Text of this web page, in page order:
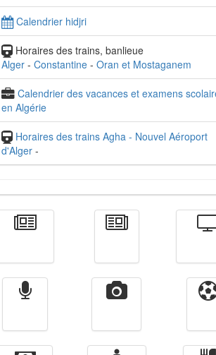
Calendrier hidjri
Horaires des trains, banlieue
Alger - Constantine - Oran et Mostaganem
Calendrier des vacances et examens
en Algérie
Horaires des trains Agha - Nouvel Aéroport
d'Alger -